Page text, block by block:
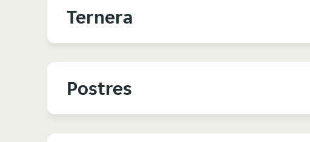
Ternera
Postres